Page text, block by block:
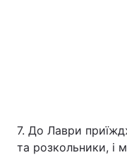
7. До Лаври
та розкольники, і